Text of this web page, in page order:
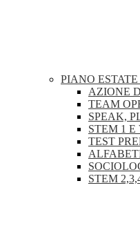
PIANO ESTATE
AZIONE
TEAM
SPEAK,
STEM 1
TEST
STEM